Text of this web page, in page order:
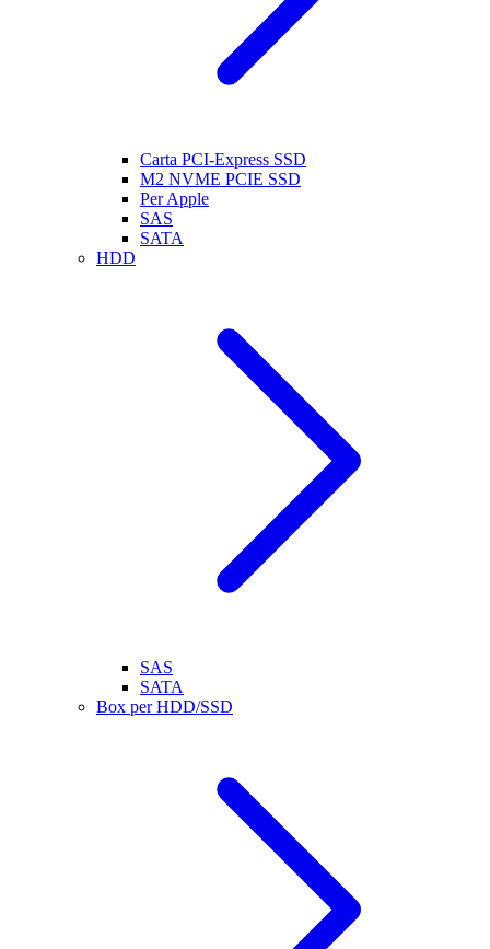
Carta PCI-Express SSD
M2 NVME PCIE SSD
Per Apple
SAS
SATA
HDD
SAS
SATA
Box per HDD/SSD